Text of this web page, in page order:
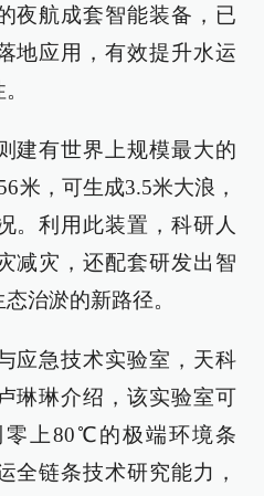
夜航成套智能装备，已
地应用，有效提升水运
建有世界上规模最大的
米，可生成3.5米大浪，
。利用此装置，科研人
减灾，还配套研发出智
治淤的新路径。
应急技术实验室，天科
琳琳介绍，该实验室可
上80℃的极端环境条
全链条技术研究能力，